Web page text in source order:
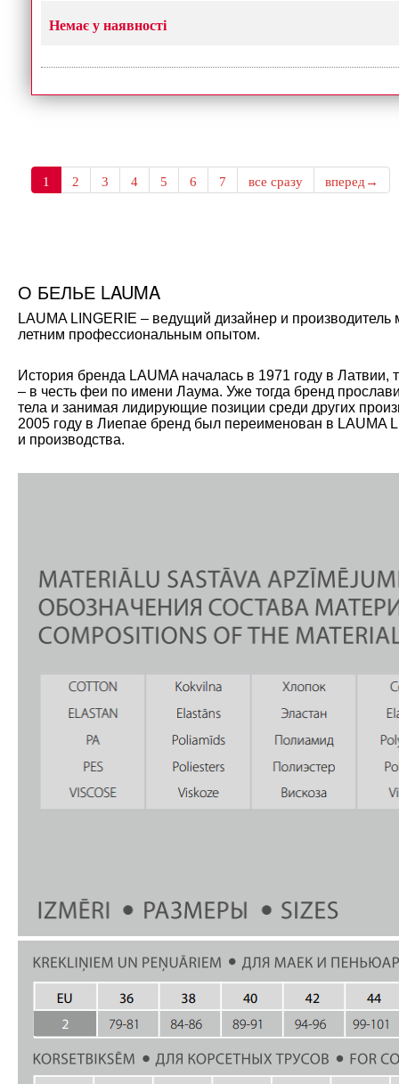
Немає у наявності
1 2 3 4 5 6 7 все сразу вперед→
О БЕЛЬЕ LAUMA
LAUMA LINGERIE – ведущий дизайнер и
летним профессиональным опытом.
История бренда LAUMA началась в 1971 году в
– в честь феи по имени Лаума. Уже тогда бренд
тела и занимая лидирующие позиции среди других
2005 году в Лиепае бренд был переименован в LAUMA
и производства.